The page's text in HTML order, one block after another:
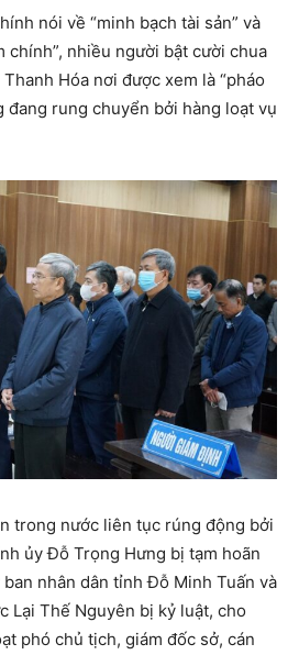
nói về “minh bạch tài sản” và
chính”, nhiều người bật cười chua
Hóa nơi được xem là “pháo
đang rung chuyển bởi hàng loạt vụ
trong nước liên tục rúng động bởi
ủy Đỗ Trọng Hưng bị tạm hoãn
nhân dân tỉnh Đỗ Minh Tuấn và
Lại Thế Nguyên bị kỷ luật, cho
phó chủ tịch, giám đốc sở, cán